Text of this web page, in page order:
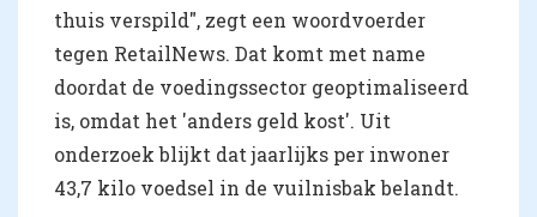
thuis verspild", zegt een woordvoerder
tegen RetailNews. Dat komt met name
doordat de voedingssector geoptimaliseerd
is, omdat het 'anders geld kost'. Uit
onderzoek blijkt dat jaarlijks per inwoner
43,7 kilo voedsel in de vuilnisbak belandt.